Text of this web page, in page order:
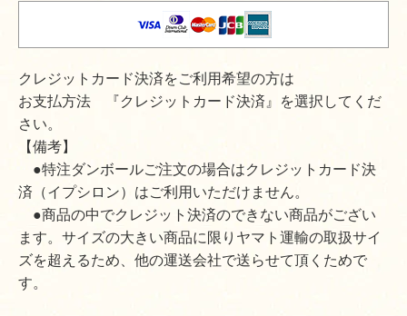
クレジットカード決済をご利用希望の方は
お支払方法 『クレジットカード決済』を選択してくだ
さい。
【備考】
●特注ダンボールご注文の場合はクレジットカード決
済（イプシロン）はご利用いただけません。
●商品の中でクレジット決済のできない商品がござい
ます。サイズの大きい商品に限りヤマト運輸の取扱サイ
ズを超えるため、他の運送会社で送らせて頂くためで
す。